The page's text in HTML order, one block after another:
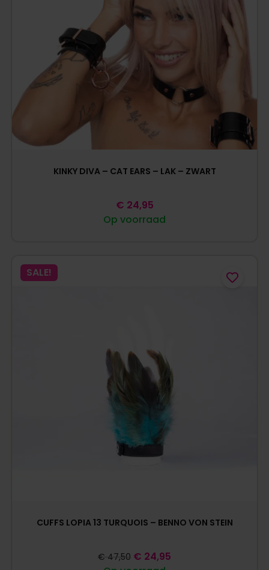
KINKY DIVA – CAT EARS – LAK – ZWART
Op voorraad
€ 24,95
SALE!
CUFFS LOPIA 13 TURQUOIS – BENNO VON STEIN
€ 47,50 € 24,95